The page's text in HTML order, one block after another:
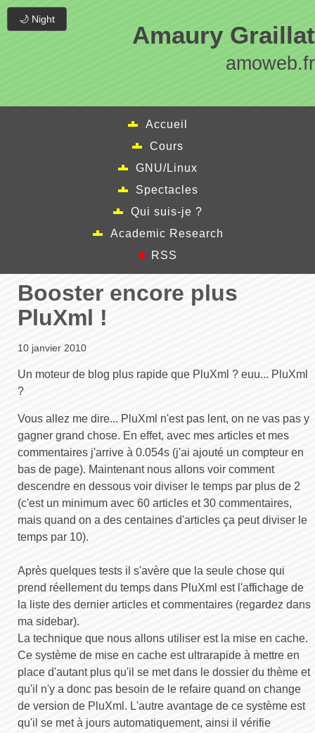
🌙 Night
Amaury Graillat
amoweb.fr
Accueil
Cours
GNU/Linux
Spectacles
Qui suis-je ?
Academic Research
RSS
Booster encore plus
PluXml !
10 janvier 2010
Un moteur de blog plus rapide que PluXml ? euu... PluXml
?
Vous allez me dire... PluXml n'est pas lent, on ne vas pas y
gagner grand chose. En effet, avec mes articles et mes
commentaires j'arrive à 0.054s (j'ai ajouté un compteur en
bas de page). Maintenant nous allons voir comment
descendre en dessous voir diviser le temps par plus de 2
(c'est un minimum avec 60 articles et 30 commentaires,
mais quand on a des centaines d'articles ça peut diviser le
temps par 10).
Après quelques tests il s'avère que la seule chose qui
prend réellement du temps dans PluXml est l'affichage de
la liste des dernier articles et commentaires (regardez dans
ma sidebar).
La technique que nous allons utiliser est la mise en cache.
Ce système de mise en cache est ultrarapide à mettre en
place d'autant plus qu'il se met dans le dossier du thème et
qu'il n'y a donc pas besoin de le refaire quand on change
de version de PluXml. L'autre avantage de ce système est
qu'il se met à jours automatiquement, ainsi il vérifie